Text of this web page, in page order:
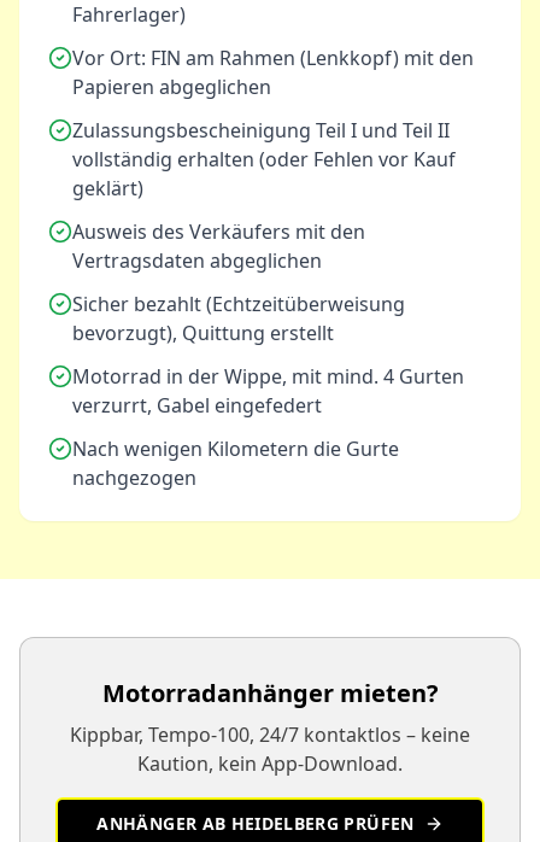
Fahrerlager)
Vor Ort: FIN am Rahmen (Lenkkopf) mit den
Papieren abgeglichen
Zulassungsbescheinigung Teil I und Teil II
vollständig erhalten (oder Fehlen vor Kauf
geklärt)
Ausweis des Verkäufers mit den
Vertragsdaten abgeglichen
Sicher bezahlt (Echtzeitüberweisung
bevorzugt), Quittung erstellt
Motorrad in der Wippe, mit mind. 4 Gurten
verzurrt, Gabel eingefedert
Nach wenigen Kilometern die Gurte
nachgezogen
Motorradanhänger mieten?
Kippbar, Tempo-100, 24/7 kontaktlos – keine
Kaution, kein App-Download.
ANHÄNGER AB HEIDELBERG PRÜFEN